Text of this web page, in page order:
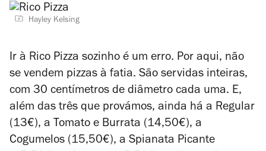
Hayley Kelsing
Ir à Rico Pizza sozinho é um erro. Por aqui, não
se vendem pizzas à fatia. São servidas inteiras,
com 30 centímetros de diâmetro cada uma. E,
além das três que provámos, ainda há a Regular
(13€), a Tomato e Burrata (14,50€), a
Cogumelos (15,50€), a Spianata Picante